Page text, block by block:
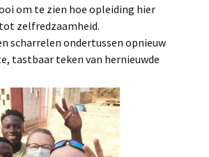
om te zien hoe opleiding hier
zelfredzaamheid.
scharrelen ondertussen opnieuw
tastbaar teken van hernieuwde